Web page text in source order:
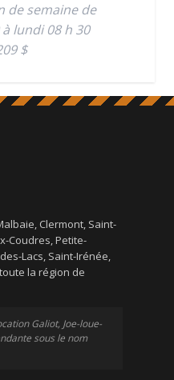
de semaine de
lundi 08 h 30
$
Clermont, Saint-
Coudres, Petite-
Lacs, Saint-Irénée,
la région de
Galiot, Joe-loue-
sous le nom